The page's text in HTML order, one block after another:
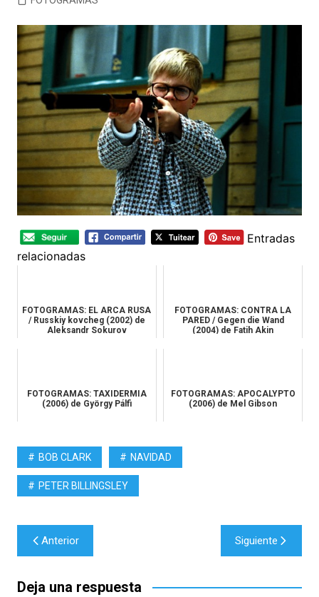
Entradas
relacionadas
FOTOGRAMAS: EL ARCA RUSA
/ Russkiy kovcheg (2002) de
Aleksandr Sokurov
FOTOGRAMAS: CONTRA LA
PARED / Gegen die Wand
(2004) de Fatih Akin
FOTOGRAMAS: TAXIDERMIA
(2006) de György Pálfi
FOTOGRAMAS: APOCALYPTO
(2006) de Mel Gibson
BOB CLARK NAVIDAD
PETER BILLINGSLEY
Navegación
de
entradas
Anterior Siguiente
Deja una respuesta